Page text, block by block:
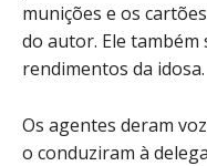
munições e os
do autor. Ele
rendimentos da idosa.
Os agentes deram
o conduziram à